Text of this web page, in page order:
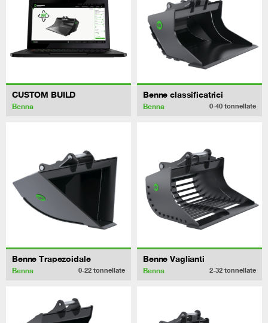
CUSTOM BUILD
Benna
Benne classificatrici
Benna 0-40 tonnellate
Benne Trapezoidale
Benna 0-22 tonnellate
Benne Vaglianti
Benna 2-32 tonnellate